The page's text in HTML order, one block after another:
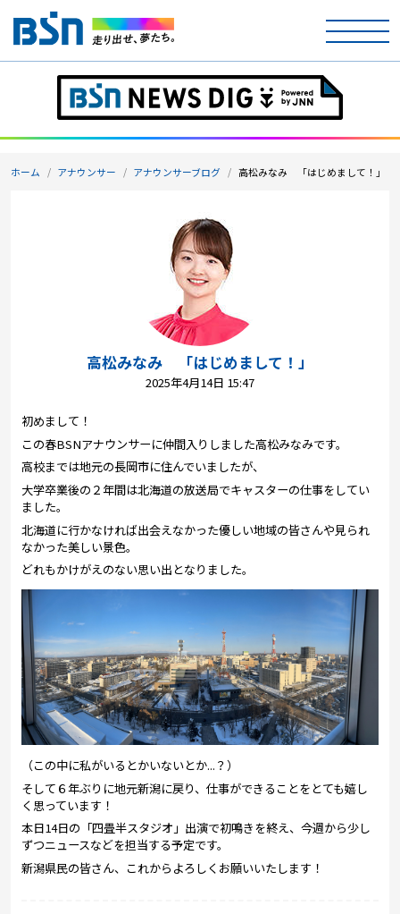
ホーム
テレビ
ラジオ
アナウンサー
ニュース
天気
コンテンツ・アプリ
キッズ ケンジュ
愛の募金
Well-being 防災・減災
ショッピング
会社概要・ビジョン
お問い合わせ
ホーム アナウンサー アナウンサーブログ 高松みなみ 「はじめまして！」
高松みなみ 「はじめまして！」
2025年4月14日 15:47
初めまして！
この春BSNアナウンサーに仲間入りしました高松みなみです。
高校までは地元の長岡市に住んでいましたが、
大学卒業後の２年間は北海道の放送局でキャスターの仕事をしてい
ました。
北海道に行かなければ出会えなかった優しい地域の皆さんや見られ
なかった美しい景色。
どれもかけがえのない思い出となりました。
（この中に私がいるとかいないとか...？）
そして６年ぶりに地元新潟に戻り、仕事ができることをとても嬉し
く思っています！
本日14日の「四畳半スタジオ」出演で初鳴きを終え、今週から少し
ずつニュースなどを担当する予定です。
新潟県民の皆さん、これからよろしくお願いいたします！